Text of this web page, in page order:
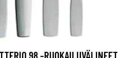
98 -RUOKAILUVÄLINEET,